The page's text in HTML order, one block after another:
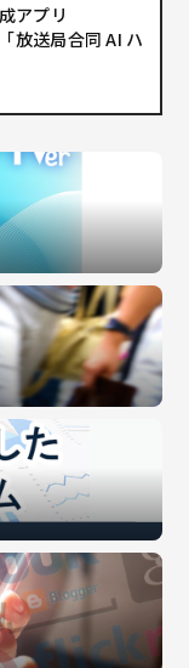
アプリ
放送局合同 AI ハ